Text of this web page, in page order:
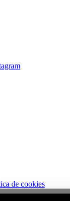
de cookies